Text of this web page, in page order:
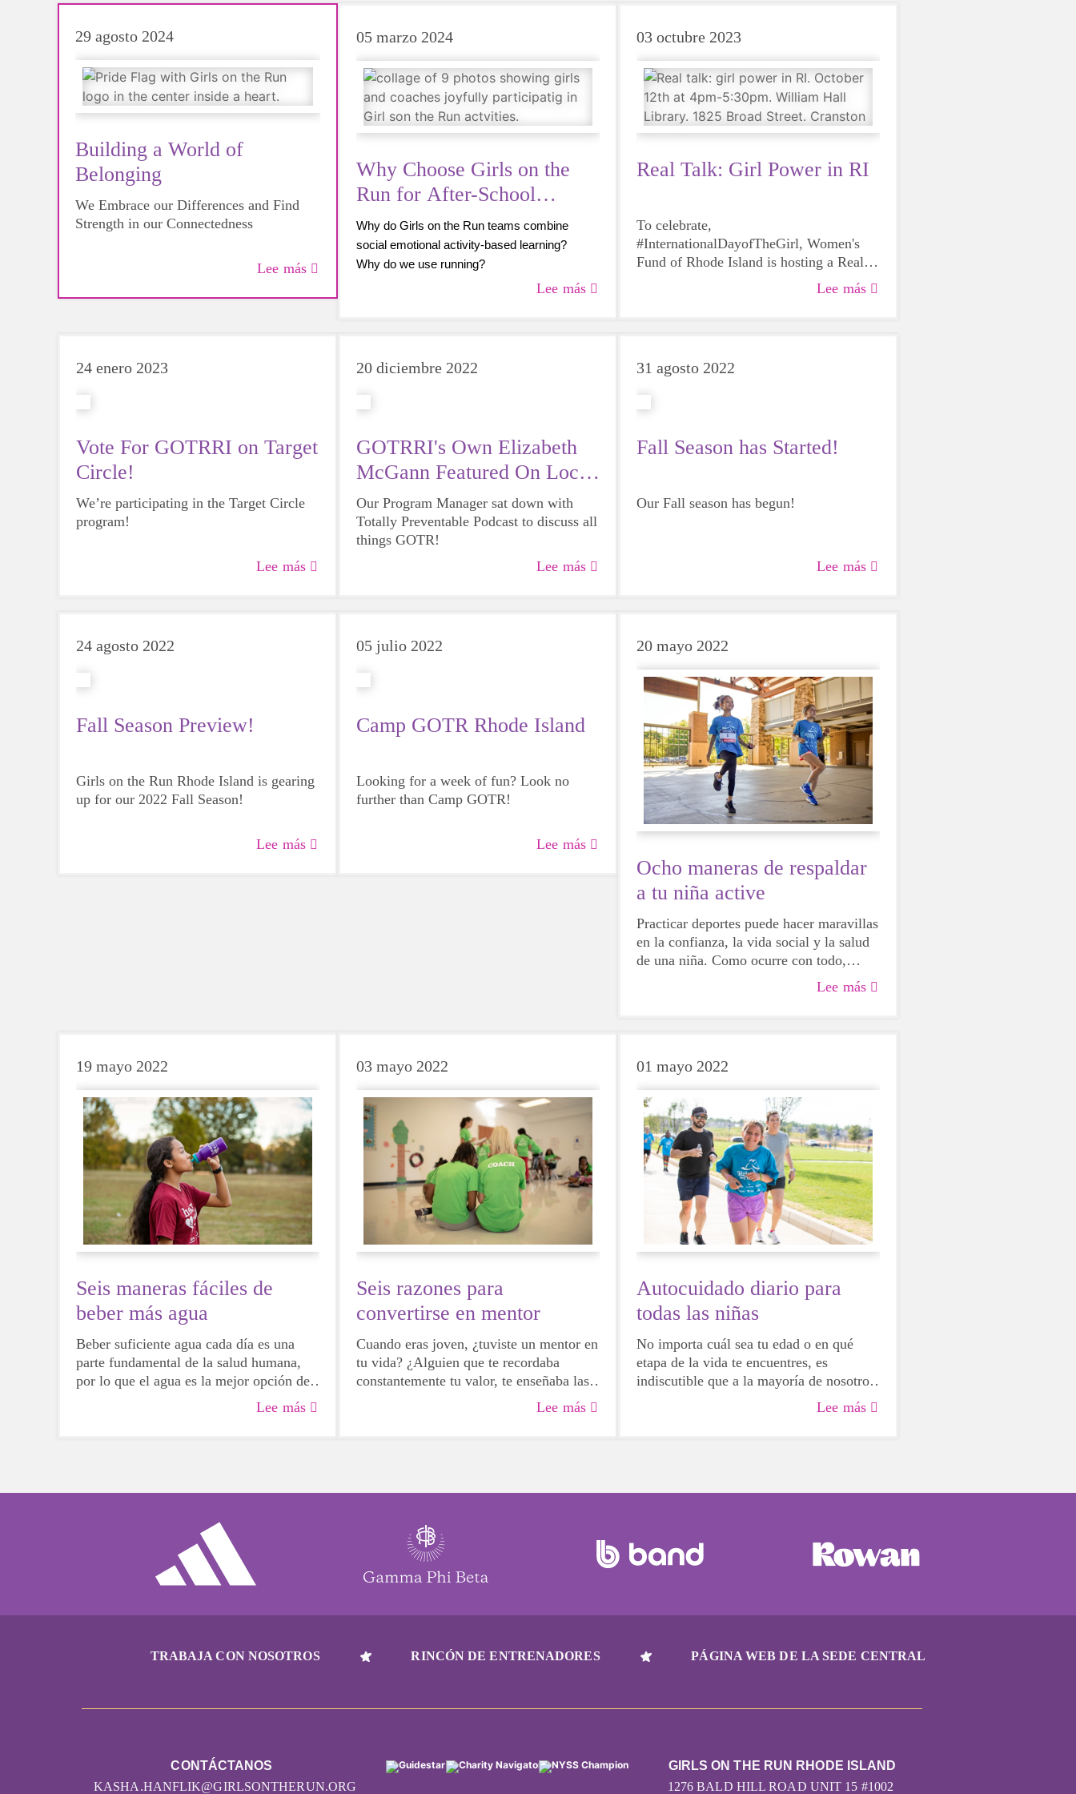
29 agosto 2024
Building a World of
Belonging
We Embrace our Differences and Find
Strength in our Connectedness
Lee más
05 marzo 2024
Why Choose Girls on the
Run for After-School
Programming
Why do Girls on the Run teams combine
social emotional activity-based learning?
Why do we use running?
Why are we so excited to hear what ourLee más
03 octubre 2023
Real Talk: Girl Power in RI
To celebrate,
#InternationalDayofTheGirl, Women's
Fund of Rhode Island is hosting a Real
Talk panel centered on sharing stories of
Lee más
24 enero 2023
Vote For GOTRRI on Target
Circle!
We’re participating in the Target Circle
program!
Lee más
20 diciembre 2022
GOTRRI's Own Elizabeth
McGann Featured On Local
Podcast
Our Program Manager sat down with
Totally Preventable Podcast to discuss all
things GOTR!
Lee más
31 agosto 2022
Fall Season has Started!
Our Fall season has begun!
Lee más
24 agosto 2022
Fall Season Preview!
Girls on the Run Rhode Island is gearing
up for our 2022 Fall Season!
Lee más
05 julio 2022
Camp GOTR Rhode Island
Looking for a week of fun? Look no
further than Camp GOTR!
Lee más
20 mayo 2022
Ocho maneras de respaldar
a tu niña active
Practicar deportes puede hacer maravillas
en la confianza, la vida social y la salud
de una niña. Como ocurre con todo,
algunas niñas serán más hábiles que
otras, pero eso no significa que no deban
hace felices y qué opciones les gustaría
elegir en el futuro.
Lee más
19 mayo 2022
Seis maneras fáciles de
beber más agua
Beber suficiente agua cada día es una
parte fundamental de la salud humana,
por lo que el agua es la mejor opción de
bebida para todos, incluidas las niñas en
edad de crecimiento. Aunque a veces
siempre.
Lee más
03 mayo 2022
Seis razones para
convertirse en mentor
Cuando eras joven, ¿tuviste un mentor en
tu vida? ¿Alguien que te recordaba
constantemente tu valor, te enseñaba las
normas y se tomaba el tiempo para
escucharte? Si tu respuesta es afirmativa,
Lee más
01 mayo 2022
Autocuidado diario para
todas las niñas
No importa cuál sea tu edad o en qué
etapa de la vida te encuentres, es
indiscutible que a la mayoría de nosotros
nos vendría bien un estímulo para nuestra
salud física, mental y emocional. La vida
ABSOLUTA para estos días
Lee más
TRABAJA CON NOSOTROS RINCÓN DE ENTRENADORES PÁGINA WEB DE LA SEDE CENTRAL
CONTÁCTANOS
KASHA.HANFLIK@GIRLSONTHERUN.ORG
GIRLS ON THE RUN RHODE ISLAND
1276 BALD HILL ROAD UNIT 15 #1002